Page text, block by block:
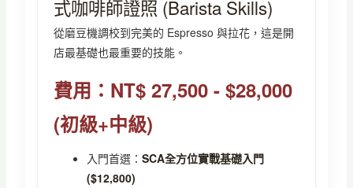
式咖啡師證照 (Barista Skills)
從磨豆機調校到完美的 Espresso 與拉花，這是開
店最基礎也最重要的技能。
費用：NT$ 27,500 - $28,000
(初級+中級)
入門首選： SCA全方位實戰基礎入門
($12,800)